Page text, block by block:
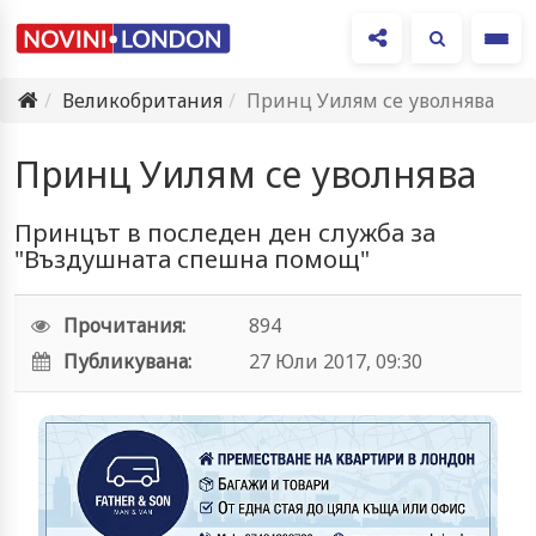
Великобритания
Принц Уилям се уволнява
Принц Уилям се уволнява
Принцът в последен ден служба за
"Въздушната спешна помощ"
Прочитания:
894
Публикувана:
27 Юли 2017, 09:30